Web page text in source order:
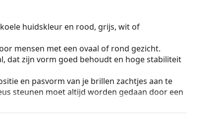
huidskleur en rood, grijs, wit of
mensen met een ovaal of rond gezicht.
dat zijn vorm goed behoudt en hoge stabiliteit
en pasvorm van je brillen zachtjes aan te
steunen moet altijd worden gedaan door een